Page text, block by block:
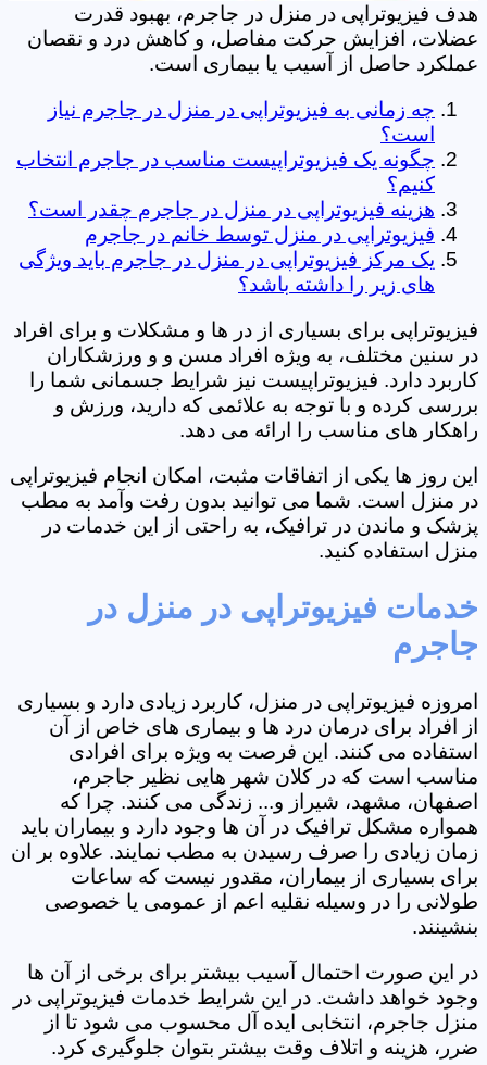
هدف فیزیوتراپی در منزل در جاجرم، بهبود قدرت
عضلات، افزایش حرکت مفاصل، و کاهش درد و نقصان
عملکرد حاصل از آسیب یا بیماری است.
چه زمانی به فیزیوتراپی در منزل در جاجرم نیاز
است؟
چگونه یک فیزیوتراپیست مناسب در جاجرم انتخاب
کنیم؟
هزینه فیزیوتراپی در منزل در جاجرم چقدر است؟
فیزیوتراپی در منزل توسط خانم در جاجرم
یک مرکز فیزیوتراپی در منزل در جاجرم باید ویژگی
های زیر را داشته باشد؟
فیزیوتراپی برای بسیاری از در ها و مشکلات و برای افراد
در سنین مختلف، به ویژه افراد مسن و و ورزشکاران
کاربرد دارد. فیزیوتراپیست نیز شرایط جسمانی شما را
بررسی کرده و با توجه به علائمی که دارید، ورزش و
راهکار های مناسب را ارائه می دهد.
این روز ها یکی از اتفاقات مثبت، امکان انجام فیزیوتراپی
در منزل است. شما می توانید بدون رفت وآمد به مطب
پزشک و ماندن در ترافیک، به راحتی از این خدمات در
منزل استفاده کنید.
خدمات فیزیوتراپی در منزل در
جاجرم
امروزه فیزیوتراپی در منزل، کاربرد زیادی دارد و بسیاری
از افراد برای درمان درد ها و بیماری های خاص از آن
استفاده می کنند. این فرصت به ویژه برای افرادی
مناسب است که در کلان شهر هایی نظیر جاجرم،
اصفهان، مشهد، شیراز و... زندگی می کنند. چرا که
همواره مشکل ترافیک در آن ها وجود دارد و بیماران باید
زمان زیادی را صرف رسیدن به مطب نمایند. علاوه بر ان
برای بسیاری از بیماران، مقدور نیست که ساعات
طولانی را در وسیله نقلیه اعم از عمومی یا خصوصی
بنشینند.
در این صورت احتمال آسیب بیشتر برای برخی از آن ها
وجود خواهد داشت. در این شرایط خدمات فیزیوتراپی در
منزل جاجرم، انتخابی ایده آل محسوب می شود تا از
ضرر، هزینه و اتلاف وقت بیشتر بتوان جلوگیری کرد.